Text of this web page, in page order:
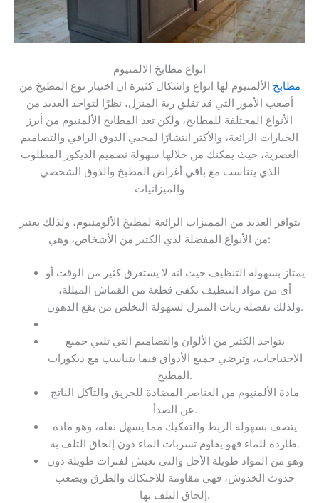
انواع مطابخ الالمنيوم
مطابخ الألمنيوم لها انواع واشكال كثيرة ان اختيار نوع المطبخ من
أصعب الأمور التي قد تقلق ربة المنزل، نظرًا لتواجد العديد من
الأنواع المختلفة للمطابخ، ولكن تعد المطابخ الألمنيوم من أبرز
الخيارات الرائعة، والأكثر انتشارًا لمحبي الذوق الراقي والتصاميم
العصرية، حيث يمكنك من خلالها سهولة تصميم الديكور المطلوب
الذي يتناسب مع باقي أغراض المطبخ والذوق الشخصي
والميزانيات
يتوافر العديد من المميزات الرائعة لمطبخ الألومنيوم، ولذلك يعتبر
من الأنواع المفضلة لدي الكثير من الأشخاص، وهي:
يمتاز بسهولة التنظيف حيث انه لا يستغرق كثير من الوقت أو
أي من مواد التنظيف تكفي قطعة من القماش المبللة،
ولذلك تفضله ربات المنزل لسهولة التخلص من بقع الدهون.
يتواجد الكثير من الألوان والتصاميم التي تلبي جميع
الاحتياجات، وترضي جميع الأذواق فيما يتناسب مع ديكورات
المطبخ.
مادة الألمنيوم من العناصر المضادة للحريق والتآكل الناتج
عن الصدأ.
يتصف بسهولة الربط والتفكيك مما يسهل نقله، وهو مادة
طاردة للماء فهو يقاوم تسربات الماء دون إلحاق التلف به.
وهو من المواد طويلة الأجل والتي تعيش لفترات طويلة دون
حدوث الخدوش، فهي مقاومة للاحتكاك والطرق ويصعب
إلحاق التلف بها.